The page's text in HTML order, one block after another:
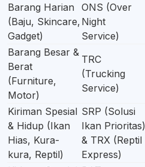
Barang Harian
(Baju, Skincare,
Gadget)
ONS (Over
Night
Service)
Barang Besar &
Berat
(Furniture,
Motor)
TRC
(Trucking
Service)
Kiriman Spesial
& Hidup (Ikan
Hias, Kura-
kura, Reptil)
SRP (Solusi
Ikan Prioritas)
& TRX (Reptil
Express)